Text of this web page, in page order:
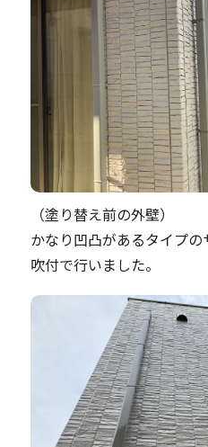
（塗り替え前の外壁）
かなり凹凸があるタイプの
吹付で行いました。